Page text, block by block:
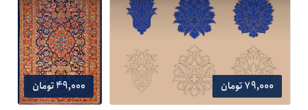
79,000 تومان 49,000 تومان